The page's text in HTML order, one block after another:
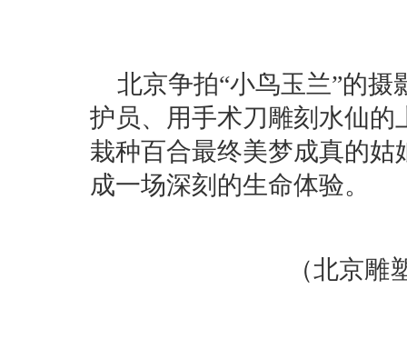
北京争拍“小鸟玉兰”的
护员、用手术刀雕刻水仙
栽种百合最终美梦成真的
成一场深刻的生命体验。
（北京雕